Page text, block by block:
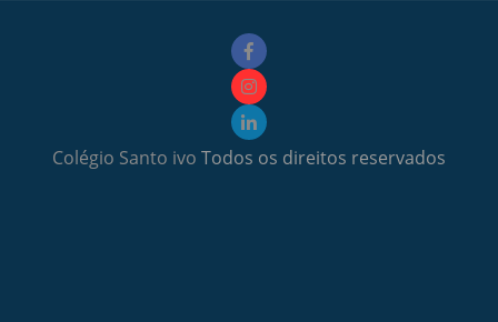
Colégio Santo ivo Todos os direitos reservados